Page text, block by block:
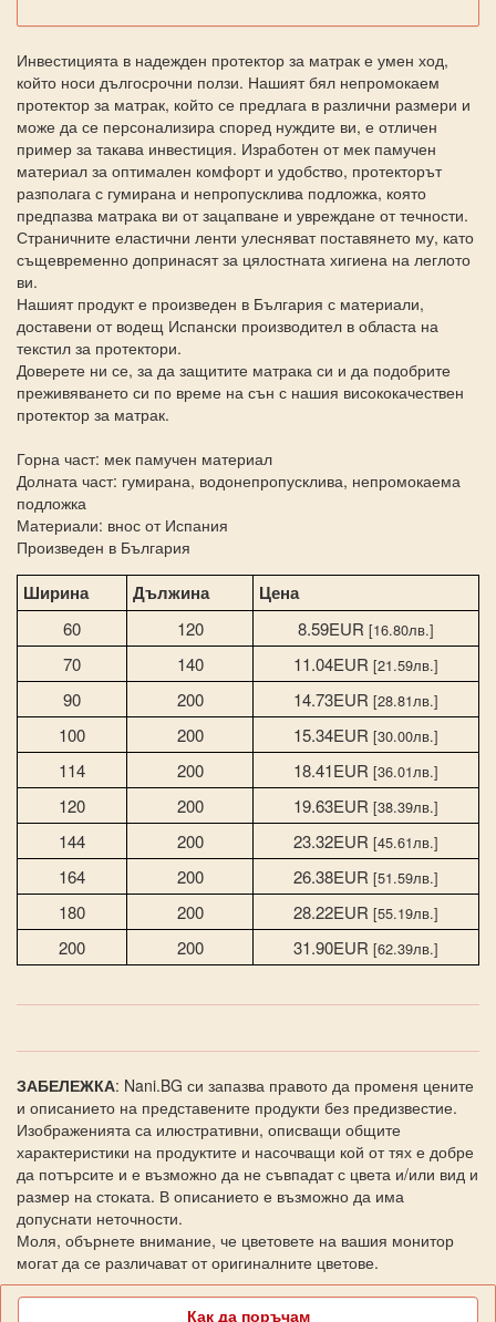
Инвестицията в надежден протектор за матрак е умен ход,
който носи дългосрочни ползи. Нашият бял непромокаем
протектор за матрак, който се предлага в различни размери и
може да се персонализира според нуждите ви, е отличен
пример за такава инвестиция. Изработен от мек памучен
материал за оптимален комфорт и удобство, протекторът
разполага с гумирана и непропусклива подложка, която
предпазва матрака ви от зацапване и увреждане от течности.
Страничните еластични ленти улесняват поставянето му, като
същевременно допринасят за цялостната хигиена на леглото
ви.
Нашият продукт е произведен в България с материали,
доставени от водещ Испански производител в областа на
текстил за протектори.
Доверете ни се, за да защитите матрака си и да подобрите
преживяването си по време на сън с нашия висококачествен
протектор за матрак.
Горна част: мек памучен материал
Долната част: гумирана, водонепропусклива, непромокаема
подложка
Материали: внос от Испания
Произведен в България
Ширина Дължина Цена
60 120 8.59EUR [16.80лв.]
70 140 11.04EUR [21.59лв.]
90 200 14.73EUR [28.81лв.]
100 200 15.34EUR [30.00лв.]
114 200 18.41EUR [36.01лв.]
120 200 19.63EUR [38.39лв.]
144 200 23.32EUR [45.61лв.]
164 200 26.38EUR [51.59лв.]
180 200 28.22EUR [55.19лв.]
200 200 31.90EUR [62.39лв.]
ЗАБЕЛЕЖКА: Nani.BG си запазва правото да променя цените
и описанието на представените продукти без предизвестие.
Изображенията са илюстративни, описващи общите
характеристики на продуктите и насочващи кой от тях е добре
да потърсите и е възможно да не съвпадат с цвета и/или вид и
размер на стоката. В описанието е възможно да има
допуснати неточности.
Моля, обърнете внимание, че цветовете на вашия монитор
могат да се различават от оригиналните цветове.
Как да поръчам